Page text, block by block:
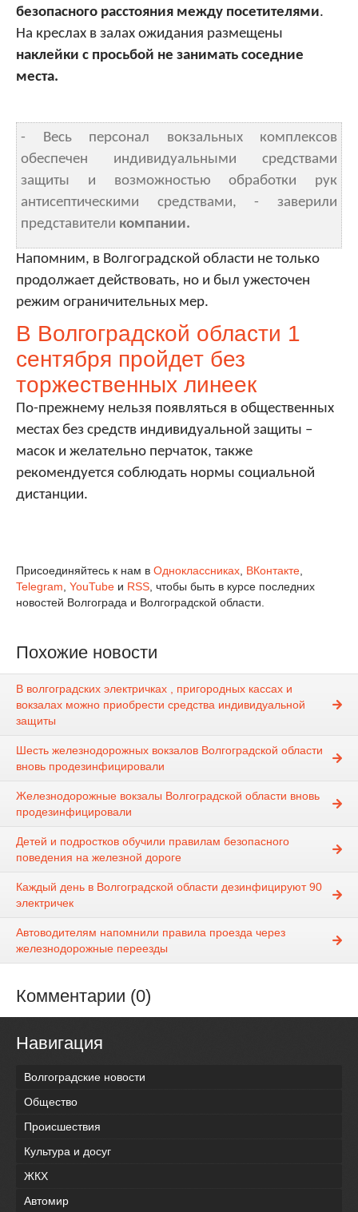
безопасного расстояния между посетителями.
На креслах в залах ожидания размещены
наклейки с просьбой не занимать соседние
места.
- Весь персонал вокзальных комплексов
обеспечен индивидуальными средствами
защиты и возможностью обработки рук
антисептическими средствами, - заверили
представители компании.
Напомним, в Волгоградской области не только
продолжает действовать, но и был ужесточен
режим ограничительных мер.
В Волгоградской области 1
сентября пройдет без
торжественных линеек
По-прежнему нельзя появляться в общественных
местах без средств индивидуальной защиты –
масок и желательно перчаток, также
рекомендуется соблюдать нормы социальной
дистанции.
Присоединяйтесь к нам в Одноклассниках ВКонтакте
Telegram YouTube и RSS , чтобы быть в курсе последних
новостей Волгограда и Волгоградской области.
Похожие новости
В волгоградских электричках , пригородных кассах и
вокзалах можно приобрести средства индивидуальной
защиты
Шесть железнодорожных вокзалов Волгоградской области
вновь продезинфицировали
Железнодорожные вокзалы Волгоградской области вновь
продезинфицировали
Детей и подростков обучили правилам безопасного
поведения на железной дороге
Каждый день в Волгоградской области дезинфицируют 90
электричек
Автоводителям напомнили правила проезда через
железнодорожные переезды
Комментарии (0)
Навигация
Волгоградские новости
Общество
Происшествия
Культура и досуг
ЖКХ
Автомир